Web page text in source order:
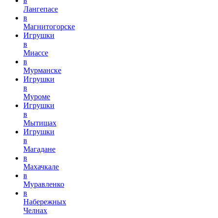
Лангепасе
в
Магнитогорске
Игрушки
в
Миассе
в
Мурманске
Игрушки
в
Муроме
Игрушки
в
Мытищах
Игрушки
в
Магадане
в
Махачкале
в
Муравленко
в
Набережных
Челнах